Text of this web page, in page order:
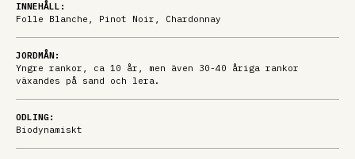
INNEHÅLL:
Folle Blanche, Pinot Noir, Chardonnay
JORDMÅN:
Yngre rankor, ca 10 år, men även 30-40 åriga rankor
växandes på sand och lera.
ODLING:
Biodynamiskt